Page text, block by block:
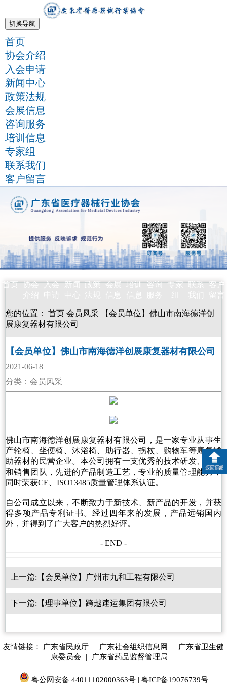
切换导航
首页
协会介绍
入会申请
新闻中心
政策法规
会展信息
咨询服务
培训信息
专家组
联系我们
客户留言
首页 协会
介绍
入会
申请
新闻
中心
政策
法规
会展
信息
培训
信息
咨询
服务
专家
组
联系
我们
客户
留言
您的位置： 首页 会员风采
【会员单位】佛山市南海德洋创
展康复器材有限公司
【会员单位】佛山市南海德洋创展康复器材有限公司
2021-06-18
分类：会员风采
佛山市南海德洋创展康复器材有限公司，是一家专业从事生
产轮椅、坐便椅、沐浴椅、助行器、拐杖、购物车等康复辅
助器材的民营企业。本公司拥有一支优秀的技术研发、制造
和销售团队，先进的产品制造工艺，专业的质量管理能力，
同时荣获CE、ISO13485质量管理体系认证。
自公司成立以来，不断致力于新技术、新产品的开发，并获
得多项产品专利证书。经过四年来的发展，产品远销国内
外，并得到了广大客户的热烈好评。
- END -
上一篇:【会员单位】广州市九和工程有限公司
下一篇:【理事单位】跨越速运集团有限公司
友情链接： 广东省民政厅 | 广东社会组织信息网 |
广东省卫生健
康委员会
| 广东省药品监督管理局 |
粤公网安备 44011102000363号| 粤ICP备19076739号